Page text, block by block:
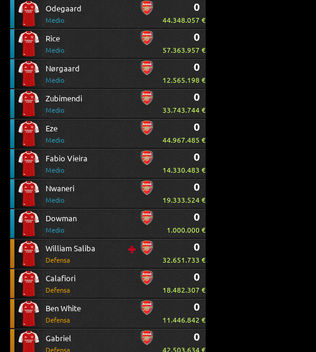
Odegaard
Medio
0
44.348.057 €
Rice
Medio
0
57.363.957 €
Nørgaard
Medio
0
12.565.198 €
Zubimendi
Medio
0
33.743.744 €
Eze
Medio
0
44.967.485 €
Fabio Vieira
Medio
0
14.330.483 €
Nwaneri
Medio
0
19.333.524 €
Dowman
Medio
0
1.000.000 €
William Saliba
Defensa
0
32.651.733 €
Calafiori
Defensa
0
18.482.307 €
Ben White
Defensa
0
11.446.842 €
Gabriel
Defensa
0
42.503.634 €